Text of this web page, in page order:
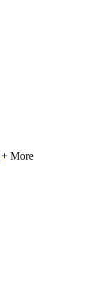
+ More